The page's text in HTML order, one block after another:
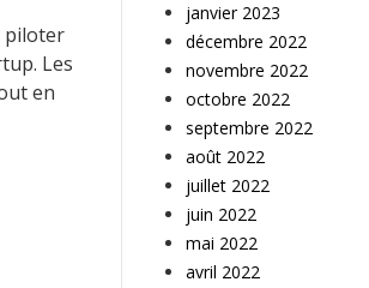
piloter
Les
en
janvier 2023
décembre 2022
novembre 2022
octobre 2022
septembre 2022
août 2022
juillet 2022
juin 2022
mai 2022
avril 2022